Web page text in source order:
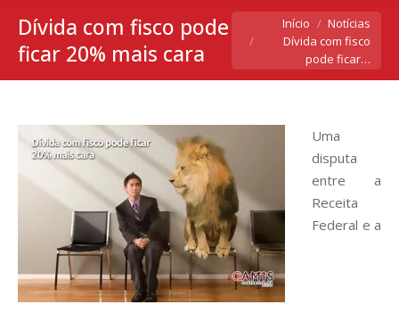
Dívida com fisco pode
ficar 20% mais cara
Você está aqui:
Início
Notícias
Dívida com fisco
pode ficar…
Uma
disputa
entre a
Receita
Federal e a